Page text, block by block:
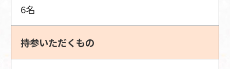
6名
持参いただくもの